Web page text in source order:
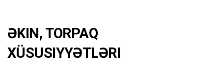
ƏKIN, TORPAQ
XÜSUSIYYƏTLƏRI